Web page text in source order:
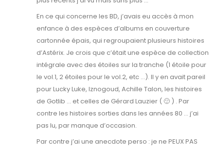
En ce qui concerne les BD, j’avais eu accès à mon
enfance à des espèces d’albums en couverture
cartonnée épais, qui regroupaient plusieurs histoires
d’Astérix. Je crois que c’était une espèce de collection
intégrale avec des étoiles sur la tranche (1 étoile pour
le vol.1, 2 étoiles pour le vol.2, etc …). Il y en avait pareil
pour Lucky Luke, Iznogoud, Achille Talon, les histoires
de Gotlib … et celles de Gérard Lauzier ( 🙂 ) . Par
contre les histoires sorties dans les années 80 … j’ai
pas lu, par manque d’occasion.
Par contre j’ai une anecdote perso : je ne PEUX PAS